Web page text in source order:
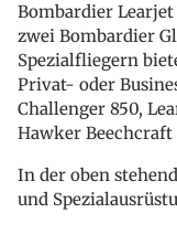
Bombardier
zwei Bombardier
Spezialfliegern
Privat- oder
Challenger 850,
Hawker Beechcraft
In der oben
und